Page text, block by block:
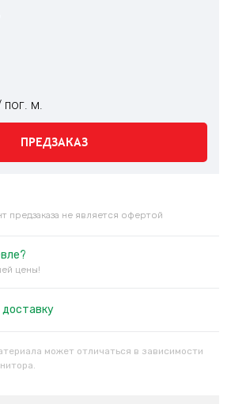
пог. м.
ПРЕДЗАКАЗ
предзаказа не является офертой
цены!
доставку
может отличаться в зависимости